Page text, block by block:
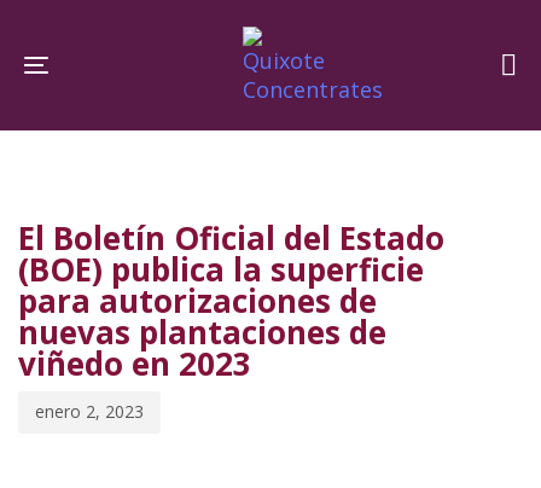
links
navigation
content
Toggle navigation
El Boletín Oficial del Estado
(BOE) publica la superficie
para autorizaciones de
nuevas plantaciones de
viñedo en 2023
enero 2, 2023